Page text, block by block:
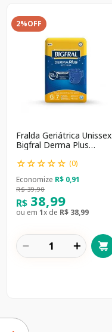
2%OFF
Fralda Geriátrica Unissex
Bigfral Derma Plus
unidades
☆☆☆☆☆ (0)
Economize R$ 0,91
R$ 39,90
R$ 38,99
ou em 1x de R$ 38,99
＋
－